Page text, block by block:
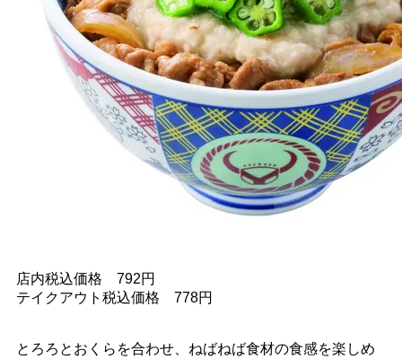
店内税込価格 792円
テイクアウト税込価格 778円
とろろとおくらを合わせ、ねばねば食材の食感を楽しめ